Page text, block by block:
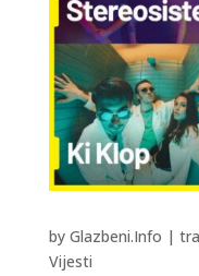
by Glazbeni.Info |
Vijesti